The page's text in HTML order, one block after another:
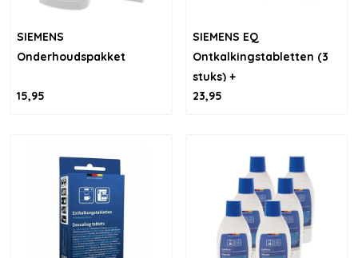
SIEMENS
Onderhoudspakket
15,95
SIEMENS EQ
Ontkalkingstabletten (3
stuks) +
Reinigingstabletten (10
23,95